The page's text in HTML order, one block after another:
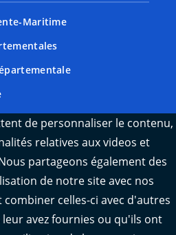
Maritime
trafic
info trafic
territoires de Charente-
de personnaliser le contenu,
relatives aux videos et
partageons également des
de notre site avec nos
celles-ci avec d'autres
avez fournies ou qu'ils ont